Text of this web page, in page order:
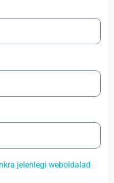
jelenlegi weboldalad